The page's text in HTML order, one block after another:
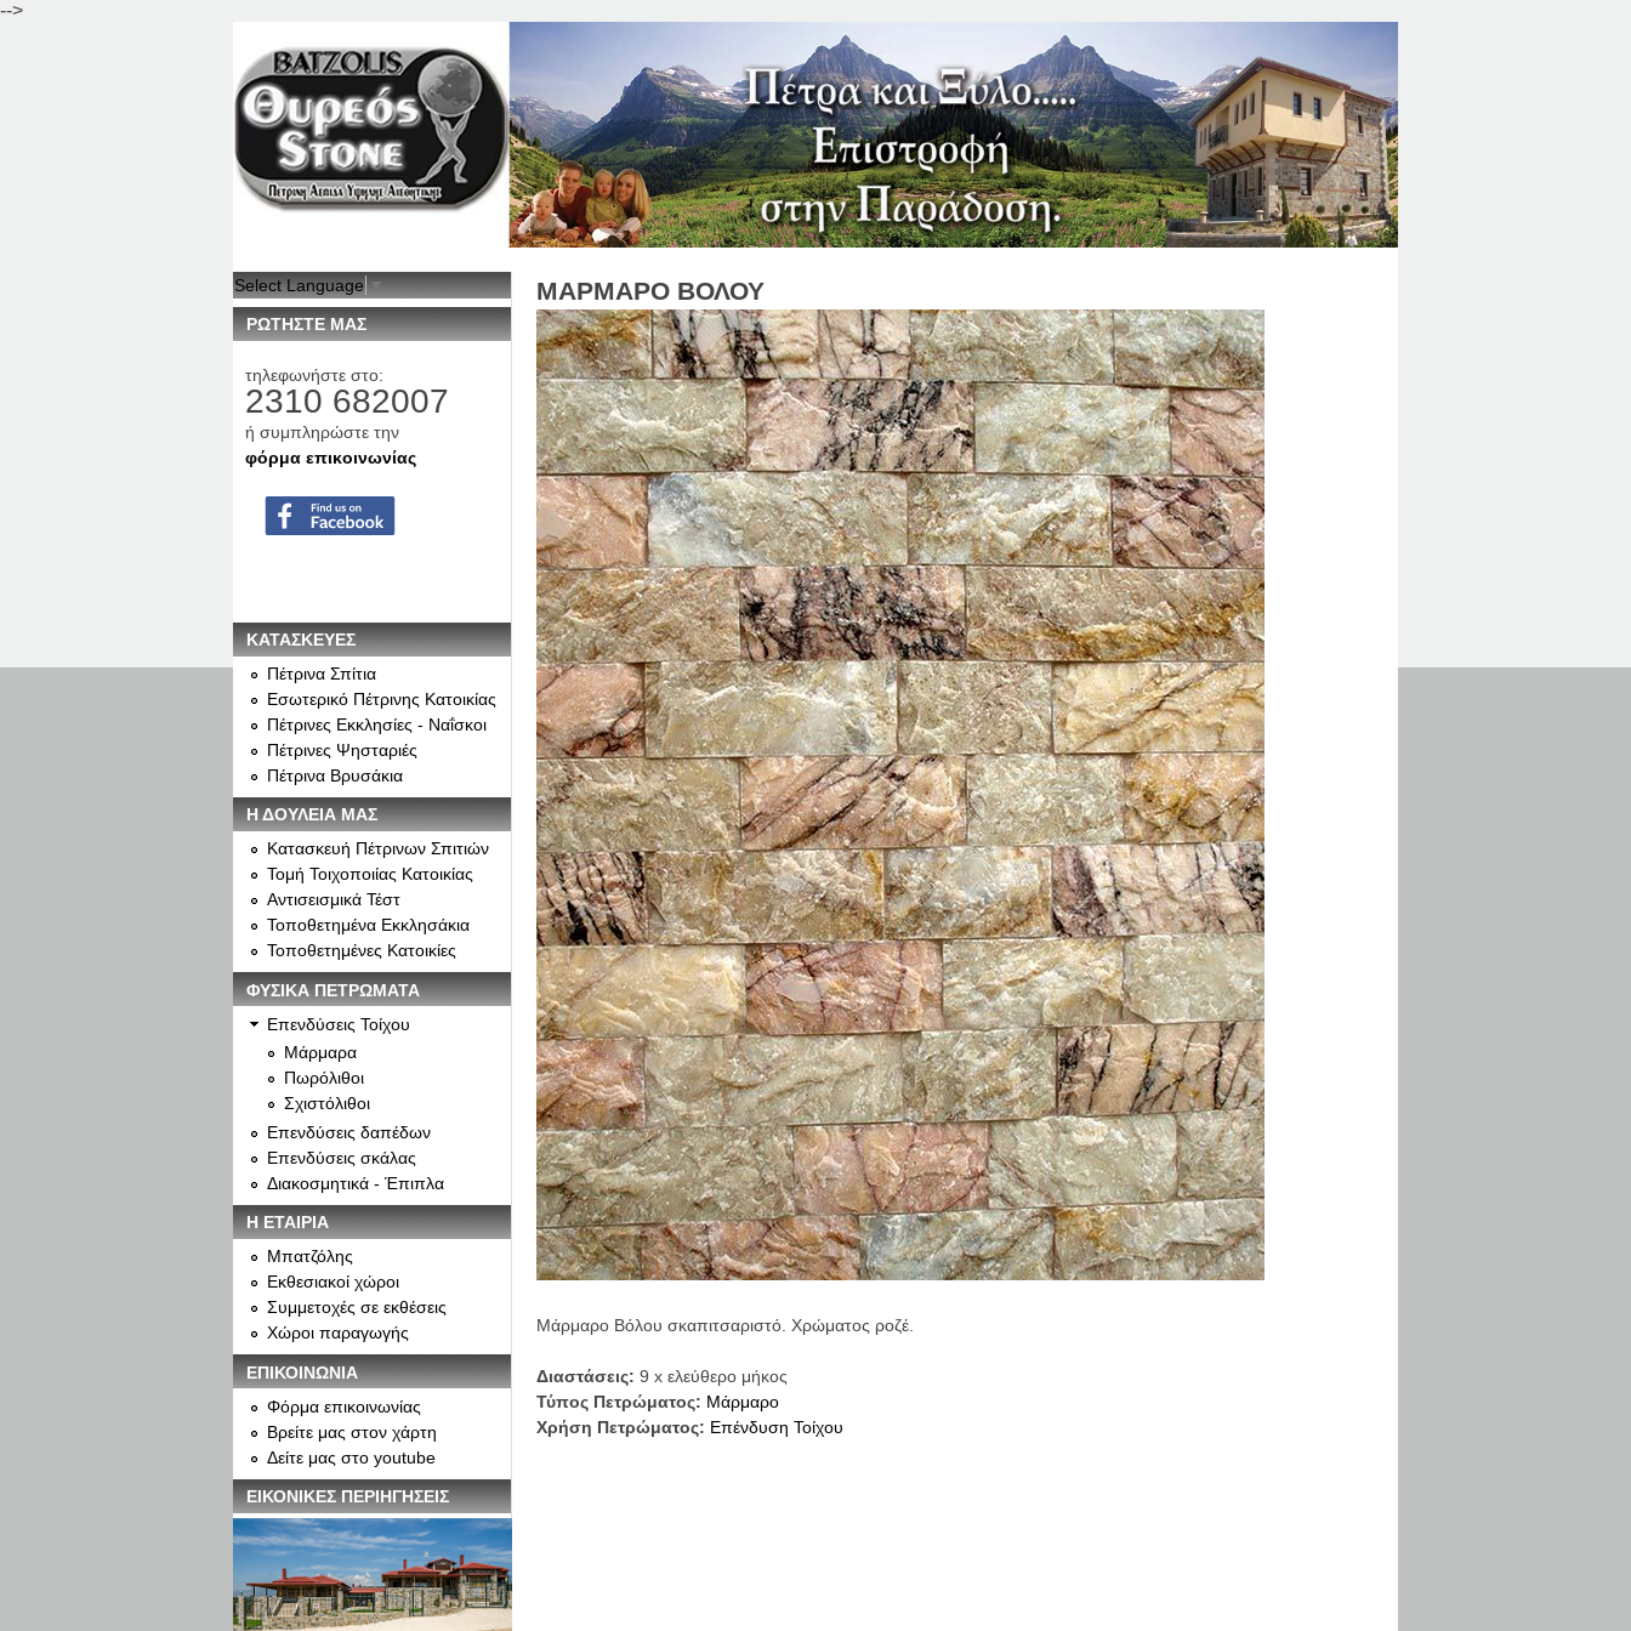
-->
Jump to Navigation
ΜΑΡΜΑΡΟ ΒΟΛΟΥ
Μάρμαρο Βόλου σκαπιτσαριστό. Χρώματος ροζέ.
Διαστάσεις: 9 x ελεύθερο μήκος
Τύπος Πετρώματος: Μάρμαρo
Χρήση Πετρώματος: Επένδυση Τοίχου
Select Language▼
ΡΩΤΗΣΤΕ ΜΑΣ
τηλεφωνήστε στο:
2310 682007
ή συμπληρώστε την
φόρμα επικοινωνίας
ΚΑΤΑΣΚΕΥΕΣ
Πέτρινα Σπίτια
Εσωτερικό Πέτρινης Κατοικίας
Πέτρινες Εκκλησίες - Ναΐσκοι
Πέτρινες Ψησταριές
Πέτρινα Βρυσάκια
Η ΔΟΥΛΕΙΑ ΜΑΣ
Κατασκευή Πέτρινων Σπιτιών
Τομή Τοιχοποιίας Κατοικίας
Αντισεισμικά Τέστ
Τοποθετημένα Εκκλησάκια
Τοποθετημένες Κατοικίες
ΦΥΣΙΚΑ ΠΕΤΡΩΜΑΤΑ
Επενδύσεις Τοίχου
Μάρμαρα
Πωρόλιθοι
Σχιστόλιθοι
Επενδύσεις δαπέδων
Επενδύσεις σκάλας
Διακοσμητικά - Έπιπλα
Η ΕΤΑΙΡΙΑ
Μπατζόλης
Εκθεσιακοί χώροι
Συμμετοχές σε εκθέσεις
Χώροι παραγωγής
ΕΠΙΚΟΙΝΩΝΙΑ
Φόρμα επικοινωνίας
Βρείτε μας στον χάρτη
Δείτε μας στο youtube
ΕΙΚΟΝΙΚΕΣ ΠΕΡΙΗΓΗΣΕΙΣ